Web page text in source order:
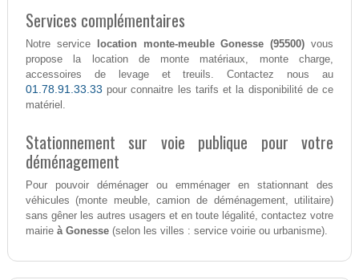
Services complémentaires
Notre service location monte-meuble Gonesse (95500) vous
propose la location de monte matériaux, monte charge,
accessoires de levage et treuils. Contactez nous au
01.78.91.33.33 pour connaitre les tarifs et la disponibilité de ce
matériel.
Stationnement sur voie publique pour votre
déménagement
Pour pouvoir déménager ou emménager en stationnant des
véhicules (monte meuble, camion de déménagement, utilitaire)
sans gêner les autres usagers et en toute légalité, contactez votre
mairie à Gonesse(selon les villes : service voirie ou urbanisme).